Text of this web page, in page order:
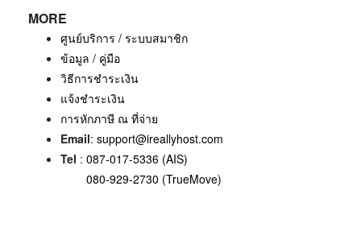
MORE
ศูนย์บริการ / ระบบสมาชิก
ข้อมูล / คู่มือ
วิธีการชำระเงิน
แจ้งชำระเงิน
การหักภาษี ณ ที่จ่าย
Email: support@ireallyhost.com
Tel : 087-017-5336 (AIS)
080-929-2730 (TrueMove)